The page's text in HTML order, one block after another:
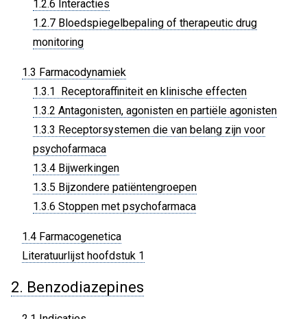
1.2.6 Interacties
1.2.7 Bloedspiegelbepaling of therapeutic drug
monitoring
1.3 Farmacodynamiek
1.3.1 Receptoraffiniteit en klinische effecten
1.3.2 Antagonisten, agonisten en partiële agonisten
1.3.3 Receptorsystemen die van belang zijn voor
psychofarmaca
1.3.4 Bijwerkingen
1.3.5 Bijzondere patiëntengroepen
1.3.6 Stoppen met psychofarmaca
1.4 Farmacogenetica
Literatuurlijst hoofdstuk 1
2. Benzodiazepines